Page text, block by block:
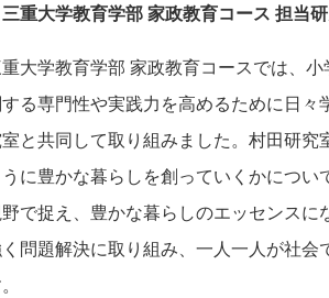
三重大学教育学部 家政教育コース 担当
大学教育学部 家政教育コースでは、
る専門性や実践力を高めるために日
と共同して取り組みました。村田研
うに豊かな暮らしを創っていくかにつ
で捉え、豊かな暮らしのエッセンス
問題解決に取り組み、一人一人が社